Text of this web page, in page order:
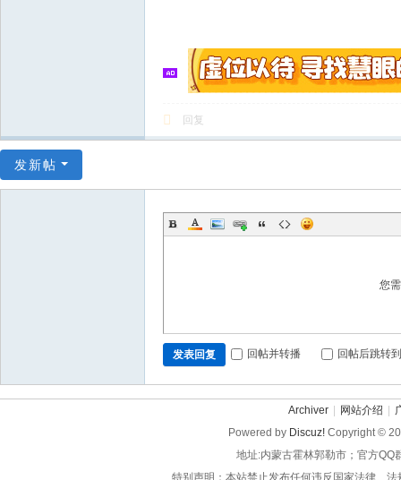
回复
发新帖
您
发表回复 回帖并转播 回帖后跳转
Archiver 网站介绍
Powered by Discuz! Copyright ©
地址:内蒙古霍林郭勒市；官方QQ
特别声明：本站禁止发布任何违反国家法律、